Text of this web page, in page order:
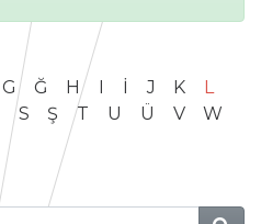
G Ğ H I İ J K
L
S Ş T U Ü V
W